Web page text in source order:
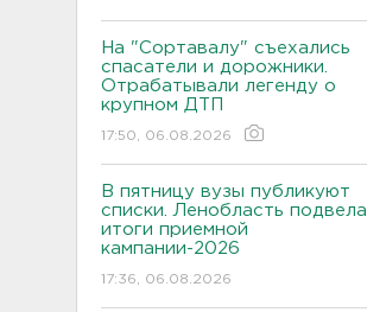
На "Сортавалу" съехались
спасатели и дорожники.
Отрабатывали легенду о
крупном ДТП
17:50, 06.08.2026
В пятницу вузы публикуют
списки. Ленобласть подвела
итоги приемной
кампании-2026
17:36, 06.08.2026